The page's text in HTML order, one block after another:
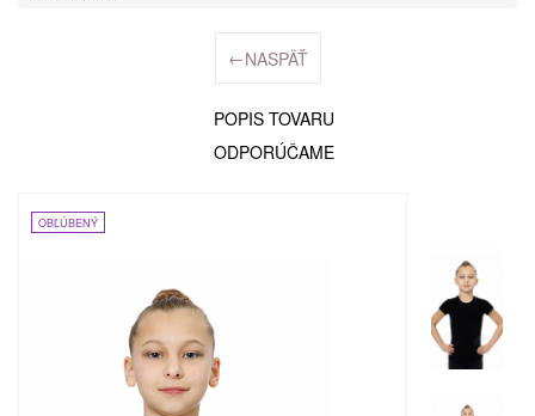
←NASPÄŤ
POPIS TOVARU
ODPORÚČAME
OBĽÚBENÝ